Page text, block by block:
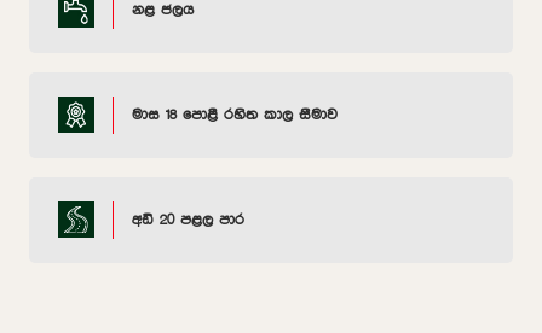
නළ ජලය
මාස 18 පොළී රහිත කාල සීමාව
අඩි 20 පළල පාර